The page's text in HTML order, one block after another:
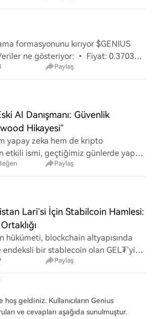
formasyonunu kırıyor $GENIUS
ne gösteriyor: • Fiyat: 0.3703
• RSI(14): 54.6 — Nötr •
Paylaş
AI Danışmanı: Güvenlik
Hikayesi”
yapay zeka hem de kripto
etkili ismi, geçtiğimiz günlerde yapay
İklim Değişikliği” olarak nitelendirdi
Paylaş
Lari’si İçin Stabilcoin Hamlesi:
hükümeti, blockchain altyapısında
endeksli bir stablecoin olan GEL₮’yi
adım, egemen bir fiat paranın
ilk örneklerden
Paylaş
hoş geldiniz. Kullanıcıların Genius
ve cevapları aşağıda sunulmuştur.